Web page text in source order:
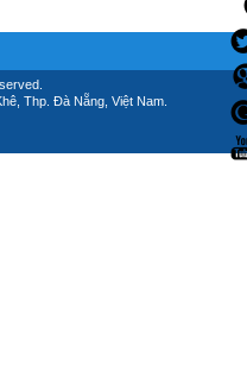
Thp. Đà Nẵng, Việt Nam.